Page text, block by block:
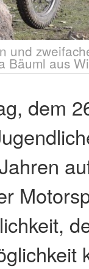
und
Bäuml aus
dem